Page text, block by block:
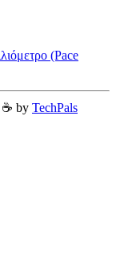
(Pace
by TechPals